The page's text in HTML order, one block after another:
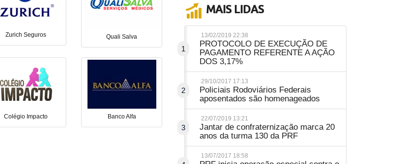
Zurich Seguros Quali Salva
Colégio Impacto Banco Alfa
MAIS LIDAS
1
13/02/2019 22:38
PROTOCOLO DE EXECUÇÃO DE
PAGAMENTO REFERENTE A AÇÃO
DOS 3,17%
2
29/10/2017 17:13
Policiais Rodoviários Federais
aposentados são homenageados
3
22/07/2019 13:21
Jantar de confraternização marca 20
anos da turma 130 da PRF
13/07/2017 18:58